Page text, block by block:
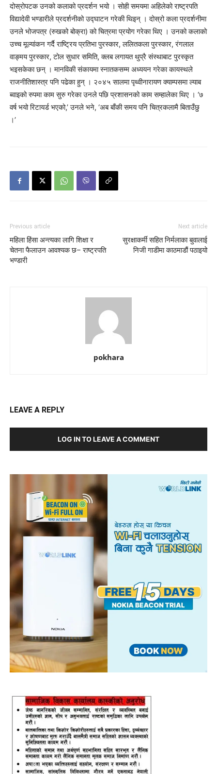
दोस्रोपटक उनको कलाको प्रदर्शन भयो । सोही समयमा अहिलेको राष्ट्रपति
विद्यादेवी भण्डारीले प्रदर्शनीको उद्घाटन गरेकी थिइन् । दोस्रो कला प्रदर्शनीमा
उनले भोजपत्र (रुखको बोक्रा) को चित्रमा प्रयोग गरेका थिए । उनको कलाको
उच्च मूल्यांकन गर्दै राष्ट्रिय प्रतिभा पुरस्कार, ललितकला पुरस्कार, रंगलाल
वाङ्मय पुरस्कार, टोल सुधार समिति, क्लब लगायत थुप्रै संस्थाबाट पुरस्कृत
भइसकेका छन् । मानविकी संकायमा स्नातकसम्म अध्ययन गरेका कायस्थले
राजनीतिशास्त्र पनि पढेका हुन् । २०४५ सालमा पृथ्वीनारायण क्याम्पसमा ल्याब
ब्वाइको रुपमा काम सुरु गरेका उनले पछि प्रशासनको काम सम्हालेका थिए । ‘७
वर्ष भयो रिटायर्ड भएको,’ उनले भने, ‘अब बाँकी समय पनि चित्रकलामै बिताउँछु
।’
Previous article
महिला हिंसा अन्त्यका लागि शिक्षा र
चेतना फैलाउन आवश्यक छ– राष्ट्रपति
भण्डारी
Next article
सुरक्षाकर्मी सहित निर्मलाका बुवालाई
निजी गाडीमा काठमाडौं पठाइयो
pokhara
LEAVE A REPLY
LOG IN TO LEAVE A COMMENT